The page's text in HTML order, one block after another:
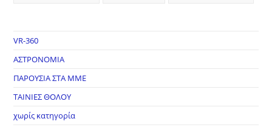
VR-360
ΑΣΤΡΟΝΟΜΙΑ
ΠΑΡΟΥΣΙΑ ΣΤΑ ΜΜΕ
ΤΑΙΝΙΕΣ ΘΟΛΟΥ
χωρίς κατηγορία